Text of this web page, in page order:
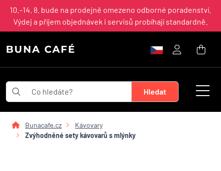
10.–14. 8. bude na prodejně omezeno odborné poradenství.
Výdej a příjem objednávek i servisů probíhají standardně.
BUNA CAFÉ
Bunacafe.cz
Kávovary
Zvýhodněné sety kávovarů s mlýnky